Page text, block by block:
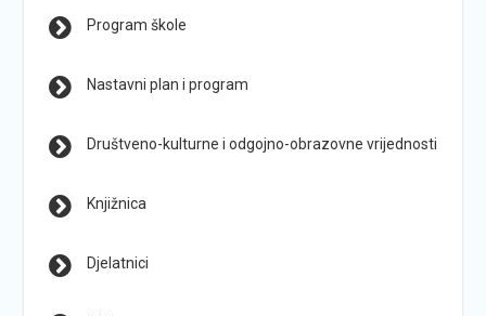
Program škole
Nastavni plan i program
Društveno-kulturne i odgojno-obrazovne vrijednosti
Knjižnica
Djelatnici